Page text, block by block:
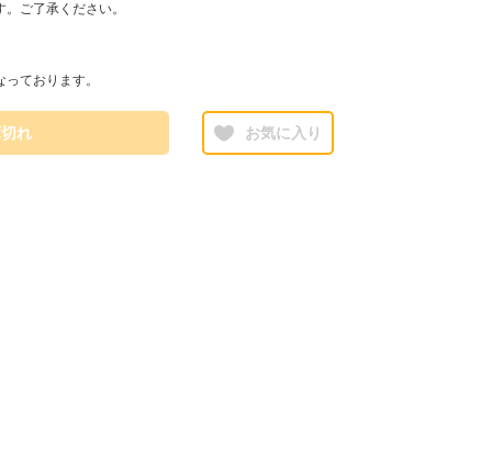
ご了承ください。
ております。
れ お気に入り